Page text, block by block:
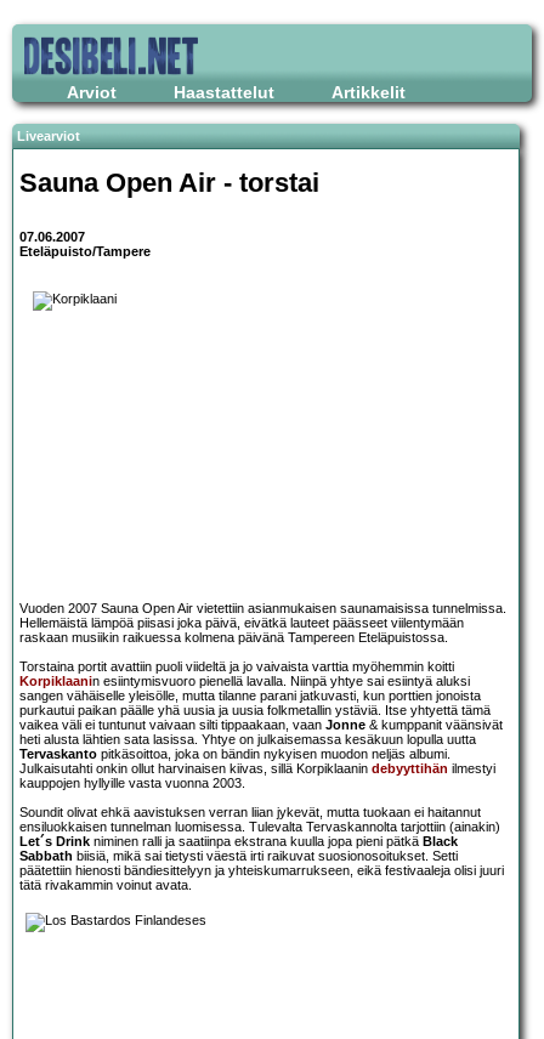
Arviot Haastattelut Artikkelit
Livearviot
Sauna Open Air - torstai
07.06.2007
Eteläpuisto/Tampere
Vuoden 2007 Sauna Open Air vietettiin asianmukaisen saunamaisissa tunnelmissa.
Hellemäistä lämpöä piisasi joka päivä, eivätkä lauteet päässeet viilentymään
raskaan musiikin raikuessa kolmena päivänä Tampereen Eteläpuistossa.
Torstaina portit avattiin puoli viideltä ja jo vaivaista varttia myöhemmin koitti
Korpiklaanin esiintymisvuoro pienellä lavalla. Niinpä yhtye sai esiintyä aluksi
sangen vähäiselle yleisölle, mutta tilanne parani jatkuvasti, kun porttien jonoista
purkautui paikan päälle yhä uusia ja uusia folkmetallin ystäviä. Itse yhtyettä tämä
vaikea väli ei tuntunut vaivaan silti tippaakaan, vaan Jonne & kumppanit väänsivät
heti alusta lähtien sata lasissa. Yhtye on julkaisemassa kesäkuun lopulla uutta
Tervaskanto pitkäsoittoa, joka on bändin nykyisen muodon neljäs albumi.
Julkaisutahti onkin ollut harvinaisen kiivas, sillä Korpiklaanin debyyttihän ilmestyi
kauppojen hyllyille vasta vuonna 2003.
Soundit olivat ehkä aavistuksen verran liian jykevät, mutta tuokaan ei haitannut
ensiluokkaisen tunnelman luomisessa. Tulevalta Tervaskannolta tarjottiin (ainakin)
Let´s Drink niminen ralli ja saatiinpa ekstrana kuulla jopa pieni pätkä Black
Sabbath biisiä, mikä sai tietysti väestä irti raikuvat suosionosoitukset. Setti
päätettiin hienosti bändiesittelyyn ja yhteiskumarrukseen, eikä festivaaleja olisi juuri
tätä rivakammin voinut avata.